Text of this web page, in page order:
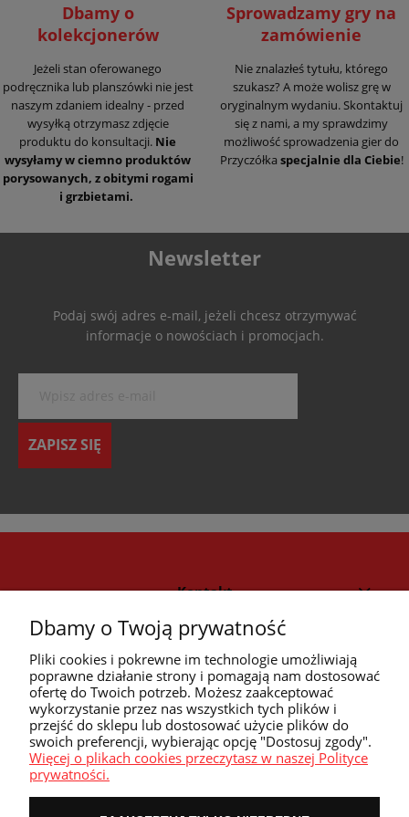
Dbamy o
kolekcjonerów
Jeżeli stan oferowanego
podręcznika lub planszówki nie jest
naszym zdaniem idealny - przed
wysyłką otrzymasz zdjęcie
produktu do konsultacji. Nie
wysyłamy w ciemno produktów
porysowanych, z obitymi rogami
i grzbietami.
Sprowadzamy gry na
zamówienie
Nie znalazłeś tytułu, którego
szukasz? A może wolisz grę w
oryginalnym wydaniu. Skontaktuj
się z nami, a my sprawdzimy
możliwość sprowadzenia gier do
Przyczółka specjalnie dla Ciebie!
Newsletter
Podaj swój adres e-mail, jeżeli chcesz otrzymywać
informacje o nowościach i promocjach.
ZAPISZ SIĘ
Strefa klienta
Przyczółek
Przydatne linki
Kontakt
Dbamy o Twoją prywatność
Pliki cookies i pokrewne im technologie umożliwiają
poprawne działanie strony i pomagają nam dostosować
ofertę do Twoich potrzeb. Możesz zaakceptować
wykorzystanie przez nas wszystkich tych plików i
przejść do sklepu lub dostosować użycie plików do
swoich preferencji, wybierając opcję "Dostosuj zgody".
Więcej o plikach cookies przeczytasz w naszej Polityce
prywatności.